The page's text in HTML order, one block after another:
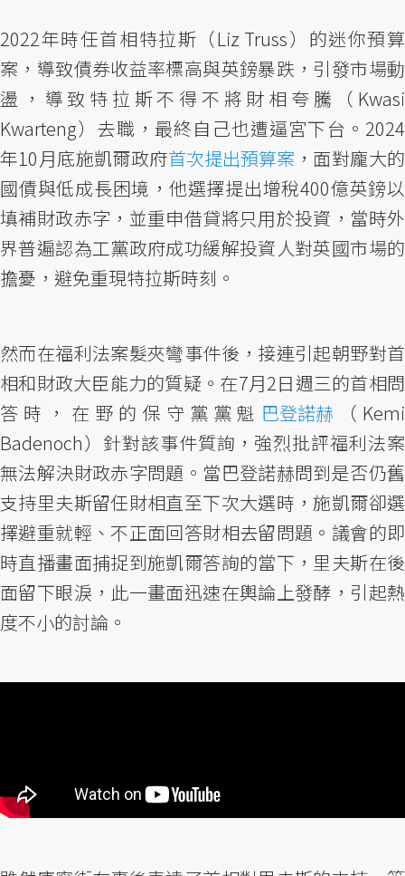
2022年時任首相特拉斯（Liz Truss）的迷你預算
案，導致債券收益率標高與英鎊暴跌，引發市場動
盪，導致特拉斯不得不將財相夸騰（Kwasi
Kwarteng）去職，最終自己也遭逼宮下台。2024
年10月底施凱爾政府首次提出預算案 ，面對龐大的
國債與低成長困境，他選擇提出增稅400億英鎊以
填補財政赤字，並重申借貸將只用於投資，當時外
界普遍認為工黨政府成功緩解投資人對英國市場的
擔憂，避免重現特拉斯時刻。
然而在福利法案髮夾彎事件後，接連引起朝野對首
相和財政大臣能力的質疑。在7月2日週三的首相問
答時，在野的保守黨黨魁 巴登諾赫 （Kemi
Badenoch）針對該事件質詢，強烈批評福利法案
無法解決財政赤字問題。當巴登諾赫問到是否仍舊
支持里夫斯留任財相直至下次大選時，施凱爾卻選
擇避重就輕、不正面回答財相去留問題。議會的即
時直播畫面捕捉到施凱爾答詢的當下，里夫斯在後
面留下眼淚，此一畫面迅速在輿論上發酵，引起熱
度不小的討論。